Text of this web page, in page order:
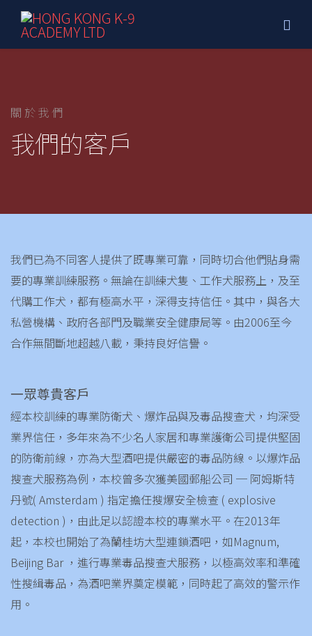
關於我們
我們的客戶
我們已為不同客人提供了既專業可靠，同時切合他們貼身需
要的專業訓練服務。無論在訓練犬隻、工作犬服務上，及至
代購工作犬，都有極高水平，深得支持信任。其中，與各大
私營機構、政府各部門及職業安全健康局等。由2006至今
合作無間斷地超越八載，秉持良好信譽。
一眾尊貴客戶
經本校訓練的專業防衛犬、爆炸品與及毒品搜查犬，均深受
業界信任，多年來為不少名人家居和專業護衛公司提供堅固
的防衛前線，亦為大型酒吧提供嚴密的毒品防線。以爆炸品
搜查犬服務為例，本校曾多次獲美國郵船公司 ─ 阿姆斯特
丹號( Amsterdam ) 指定擔任搜爆安全檢查 ( explosive
detection )，由此足以認證本校的專業水平。在2013年
起，本校也開始了為蘭桂坊大型連鎖酒吧，如Magnum,
Beijing Bar ，進行專業毒品搜查犬服務，以極高效率和準確
性搜緝毒品，為酒吧業界奠定模範，同時起了高效的警示作
用。